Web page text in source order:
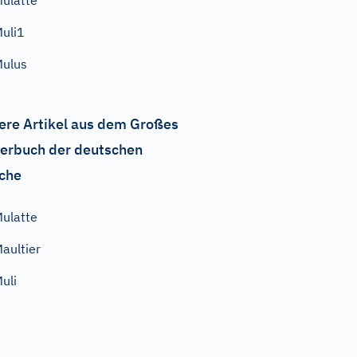
Artikel aus dem Großes
der deutschen